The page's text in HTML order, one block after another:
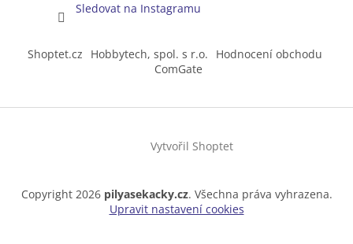
Sledovat na Instagramu
Shoptet.cz Hobbytech, spol. s r.o.
Hodnocení obchodu
ComGate
Vytvořil Shoptet
Copyright 2026 pilyasekacky.cz. Všechna práva vyhrazena.
Upravit nastavení cookies